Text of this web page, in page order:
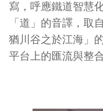
寫，呼應鐵道智慧
「道」的音譯，取
猶川谷之於江海」
平台上的匯流與整合